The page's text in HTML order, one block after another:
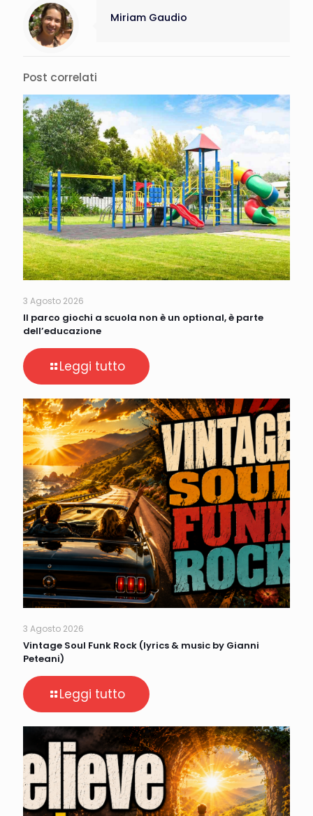
Miriam Gaudio
Post correlati
3 Agosto 2026
Il parco giochi a scuola non è un optional, è parte
dell’educazione
Leggi tutto
3 Agosto 2026
Vintage Soul Funk Rock (lyrics & music by Gianni
Peteani)
Leggi tutto